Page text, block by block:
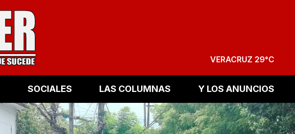
VERACRUZ 29°C
SOCIALES LAS COLUMNAS Y LOS ANUNCIOS